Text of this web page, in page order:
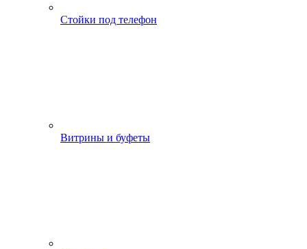
Стойки под телефон
Витрины и буфеты